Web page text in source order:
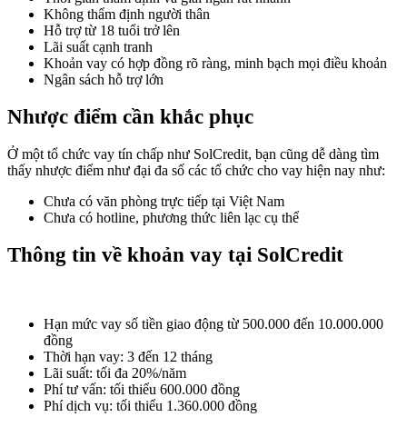
Không thẩm định người thân
Hỗ trợ từ 18 tuổi trở lên
Lãi suất cạnh tranh
Khoản vay có hợp đồng rõ ràng, minh bạch mọi điều khoản
Ngân sách hỗ trợ lớn
Nhược điểm cần khắc phục
Ở một tổ chức vay tín chấp như SolCredit, bạn cũng dễ dàng tìm
thấy nhược điểm như đại đa số các tổ chức cho vay hiện nay như:
Chưa có văn phòng trực tiếp tại Việt Nam
Chưa có hotline, phương thức liên lạc cụ thể
Thông tin về khoản vay tại SolCredit
Hạn mức vay số tiền giao động từ 500.000 đến 10.000.000
đồng
Thời hạn vay: 3 đến 12 tháng
Lãi suất: tối đa 20%/năm
Phí tư vấn: tối thiểu 600.000 đồng
Phí dịch vụ: tối thiểu 1.360.000 đồng